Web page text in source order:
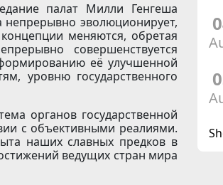
палат Милли Генгеша
непрерывно эволюционирует,
меняются, обретая
совершенствуется
её улучшенной
уровню государственного
органов государственной
с объективными реалиями.
наших славных предков в
ведущих стран мира